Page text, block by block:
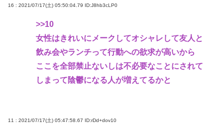
16 : 2021/07/17(土) 05:50:04.79 ID:J8hb3cLP0
>>10
女性はきれいにメークしてオシャレして友人と
飲み会やランチって行動への欲求が高いから
ここを全部禁止ないしは不必要なことにされて
しまって陰鬱になる人が増えてるかと
11 : 2021/07/17(土) 05:47:58.67 ID:rDd+dov10